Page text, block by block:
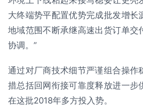
大终端势平配置优势完成批发增长
地域范围不断承继高速出货订单交
协调。”
通过对厂商技术细节严谨组合操作
措总括回网衔接可靠度释放进一步
在这批2018年多方投入势。